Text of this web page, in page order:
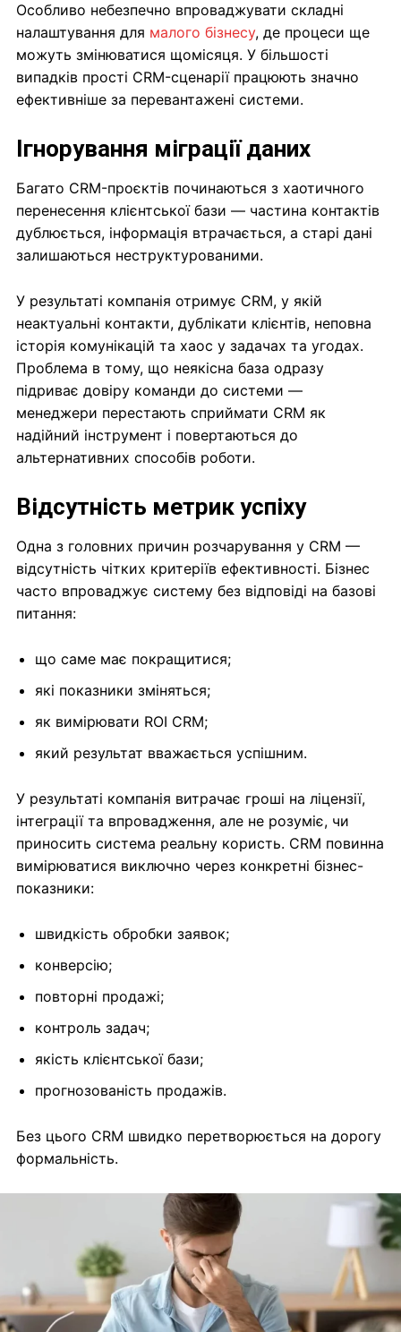
Особливо небезпечно впроваджувати складні
налаштування для малого бізнесу, де процеси ще
можуть змінюватися щомісяця. У більшості
випадків прості CRM-сценарії працюють значно
ефективніше за перевантажені системи.
Ігнорування міграції даних
Багато CRM-проєктів починаються з хаотичного
перенесення клієнтської бази — частина контактів
дублюється, інформація втрачається, а старі дані
залишаються неструктурованими.
У результаті компанія отримує CRM, у якій
неактуальні контакти, дублікати клієнтів, неповна
історія комунікацій та хаос у задачах та угодах.
Проблема в тому, що неякісна база одразу
підриває довіру команди до системи —
менеджери перестають сприймати CRM як
надійний інструмент і повертаються до
альтернативних способів роботи.
Відсутність метрик успіху
Одна з головних причин розчарування у CRM —
відсутність чітких критеріїв ефективності. Бізнес
часто впроваджує систему без відповіді на базові
питання:
що саме має покращитися;
які показники зміняться;
як вимірювати ROI CRM;
який результат вважається успішним.
У результаті компанія витрачає гроші на ліцензії,
інтеграції та впровадження, але не розуміє, чи
приносить система реальну користь. CRM повинна
вимірюватися виключно через конкретні бізнес-
показники:
швидкість обробки заявок;
конверсію;
повторні продажі;
контроль задач;
якість клієнтської бази;
прогнозованість продажів.
Без цього CRM швидко перетворюється на дорогу
формальність.